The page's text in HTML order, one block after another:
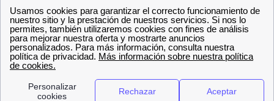
Vodafone Madrid
Vodafone Murcia
Vodafone Valencia
Jazztel Málaga
Jazztel Valencia
Jazztel Zaragoza
Sobre Zona-internet.com
¿Quiénes somos?
El grupo papernest
Aviso legal Nuestras ofertas de trabajo